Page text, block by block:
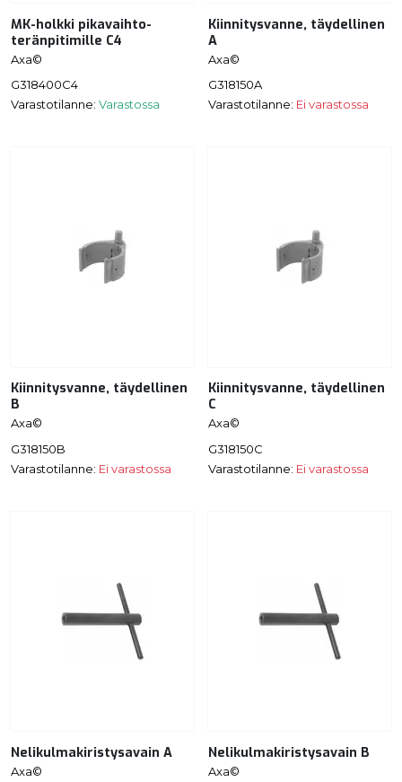
MK-holkki pikavaihto-
teränpitimille C4
Axa©
G318400C4
Varastotilanne: Varastossa
Kiinnitysvanne, täydellinen
A
Axa©
G318150A
Varastotilanne: Ei varastossa
Kiinnitysvanne, täydellinen
B
Axa©
G318150B
Varastotilanne: Ei varastossa
Kiinnitysvanne, täydellinen
C
Axa©
G318150C
Varastotilanne: Ei varastossa
Nelikulmakiristysavain A
Axa©
Nelikulmakiristysavain B
Axa©